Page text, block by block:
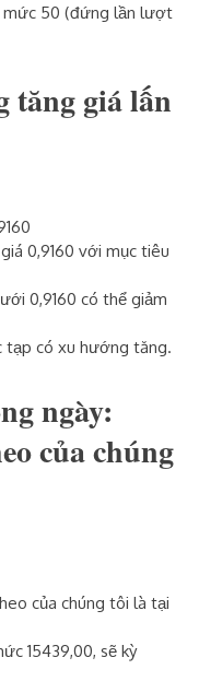
50 (đứng lần lượt
tăng giá lấn
0,9160 với mục tiêu
0,9160 có thể giảm
tạp có xu hướng tăng.
ngày:
của chúng
của chúng tôi là tại
15439,00, sẽ kỳ